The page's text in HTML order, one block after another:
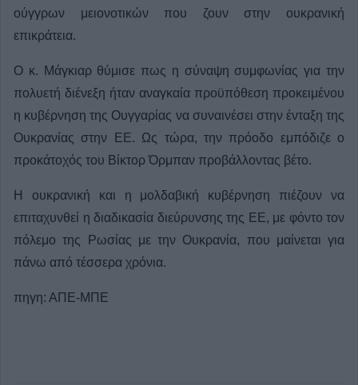
ούγγρων μειονοτικών που ζουν στην ουκρανική
επικράτεια.
Ο κ. Μάγκιαρ θύμισε πως η σύναψη συμφωνίας για την
πολυετή διένεξη ήταν αναγκαία προϋπόθεση προκειμένου
η κυβέρνηση της Ουγγαρίας να συναινέσει στην ένταξη της
Ουκρανίας στην ΕΕ. Ως τώρα, την πρόοδο εμπόδιζε ο
προκάτοχός του Βίκτορ Όρμπαν προβάλλοντας βέτο.
Η ουκρανική και η μολδαβική κυβέρνηση πιέζουν να
επιταχυνθεί η διαδικασία διεύρυνσης της ΕΕ, με φόντο τον
πόλεμο της Ρωσίας με την Ουκρανία, που μαίνεται για
πάνω από τέσσερα χρόνια.
πηγη: ΑΠΕ-ΜΠΕ